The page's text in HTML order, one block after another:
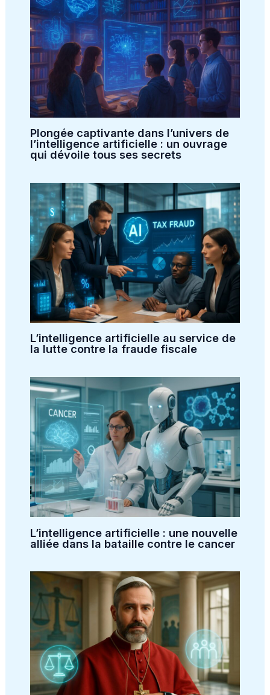
Plongée captivante dans l’univers de
l’intelligence artificielle : un ouvrage
qui dévoile tous ses secrets
L’intelligence artificielle au service de
la lutte contre la fraude fiscale
L’intelligence artificielle : une nouvelle
alliée dans la bataille contre le cancer